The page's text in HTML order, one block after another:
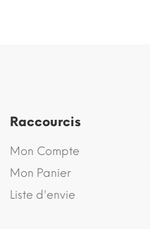
Raccourcis
Mon Compte
Mon Panier
Liste d'envie